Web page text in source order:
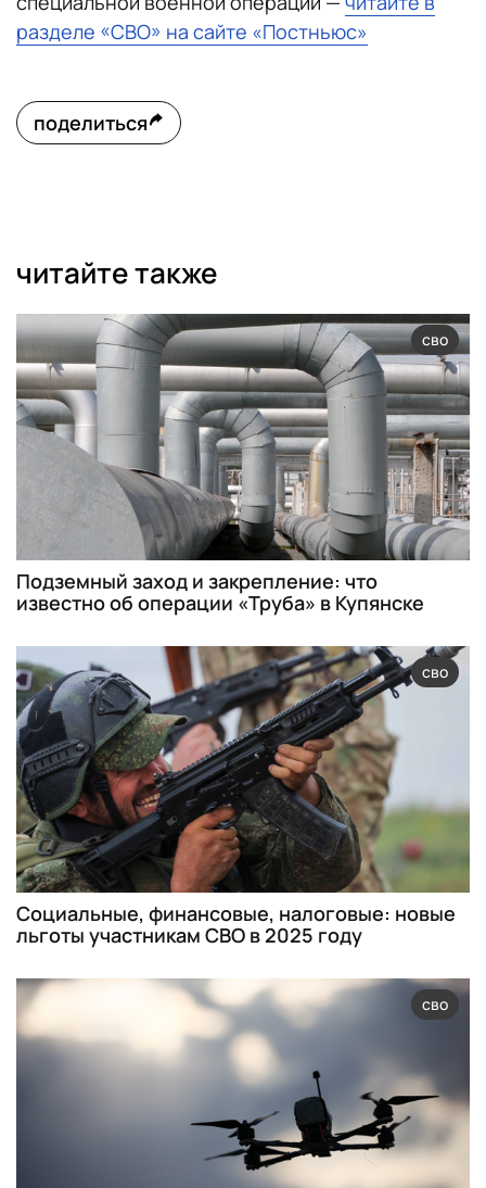
разделе «СВО» на сайте «Постньюс»
поделиться
читайте также
сво
Подземный заход и закрепление: что
известно об операции «Труба» в Купянске
сво
Социальные, финансовые, налоговые: новые
льготы участникам СВО в 2025 году
сво